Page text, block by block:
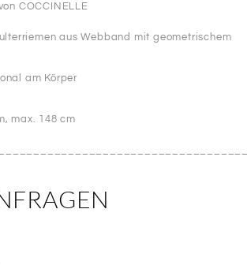
COCCINELLE
aus Webband mit geometrischem
am Körper
max. 148 cm